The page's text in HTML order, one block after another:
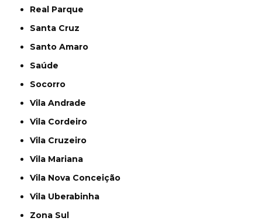
Real Parque
Santa Cruz
Santo Amaro
Saúde
Socorro
Vila Andrade
Vila Cordeiro
Vila Cruzeiro
Vila Mariana
Vila Nova Conceição
Vila Uberabinha
Zona Sul